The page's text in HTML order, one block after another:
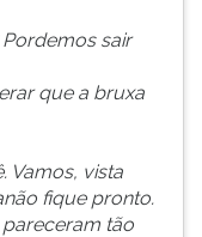
sair
que a bruxa
Vamos, vista
fique pronto.
pareceram tão